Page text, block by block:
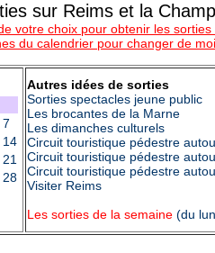
sur Reims et la
votre choix pour obtenir les sorties
du calendrier pour changer de
7
14
21
28
Autres idées de sorties
Sorties spectacles jeune public
Les brocantes de la Marne
Les dimanches culturels
Circuit touristique pédestre
Circuit touristique pédestre
Circuit touristique pédestre
Visiter Reims
Les sorties de la semaine (du